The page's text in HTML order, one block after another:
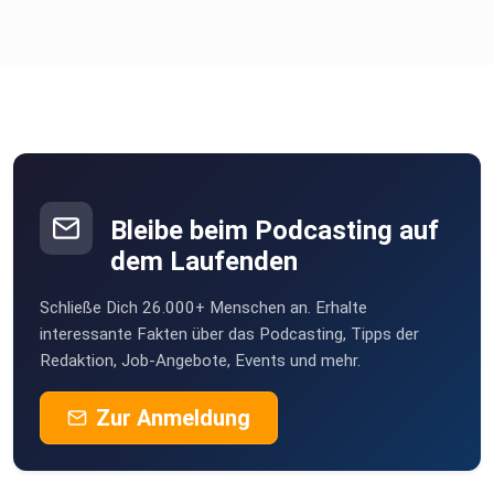
Bleibe beim Podcasting auf
dem Laufenden
Schließe Dich 26.000+ Menschen an. Erhalte
interessante Fakten über das Podcasting, Tipps der
Redaktion, Job-Angebote, Events und mehr.
Zur Anmeldung